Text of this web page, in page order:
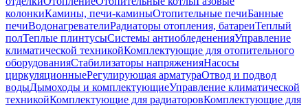
колонкиКамины, печи-каминыОтопительные печиБанные
печиВодонагревателиРадиаторы отопления, батареиТеплый
полТеплые плинтусыСистемы антиобледененияУправление
климатической техникойКомплектующие для отопительного
оборудованияСтабилизаторы напряженияНасосы
циркуляционныеРегулирующая арматураОтвод и подвод
водыДымоходы и комплектующиеУправление климатической
техникойКомплектующие для радиаторовКомплектующие для